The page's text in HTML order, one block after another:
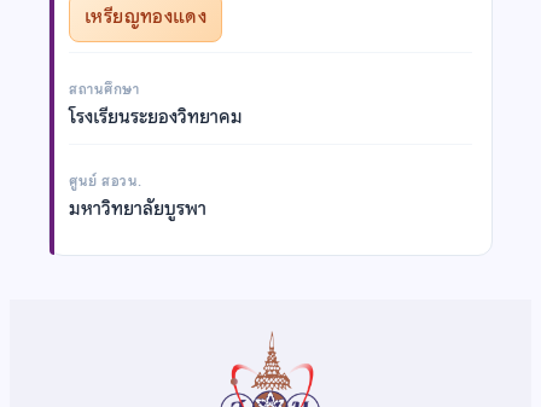
เหรียญทองแดง
สถานศึกษา
โรงเรียนระยองวิทยาคม
ศูนย์ สอวน.
มหาวิทยาลัยบูรพา